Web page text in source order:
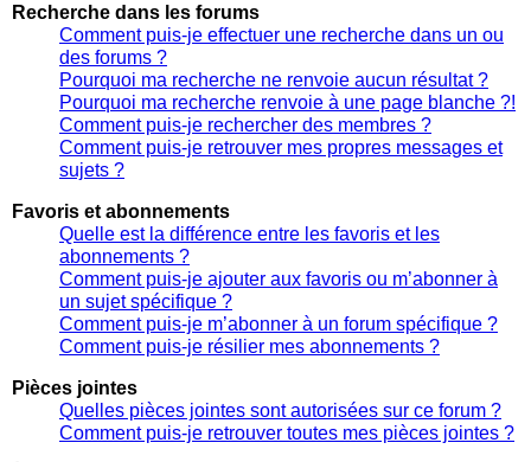
Recherche dans les forums
Comment puis-je effectuer une recherche dans un ou
des forums ?
Pourquoi ma recherche ne renvoie aucun résultat ?
Pourquoi ma recherche renvoie à une page blanche ?!
Comment puis-je rechercher des membres ?
Comment puis-je retrouver mes propres messages et
sujets ?
Favoris et abonnements
Quelle est la différence entre les favoris et les
abonnements ?
Comment puis-je ajouter aux favoris ou m’abonner à
un sujet spécifique ?
Comment puis-je m’abonner à un forum spécifique ?
Comment puis-je résilier mes abonnements ?
Pièces jointes
Quelles pièces jointes sont autorisées sur ce forum ?
Comment puis-je retrouver toutes mes pièces jointes ?